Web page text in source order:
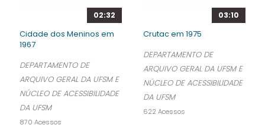
02:32
Cidade dos Meninos em
1967
DEPARTAMENTO DE
ARQUIVO GERAL DA UFSM E
NÚCLEO DE ACESSIBILIDADE
DA UFSM
870 Acessos
03:10
Crutac em 1975
DEPARTAMENTO DE
ARQUIVO GERAL DA UFSM E
NÚCLEO DE ACESSIBILIDADE
DA UFSM
622 Acessos